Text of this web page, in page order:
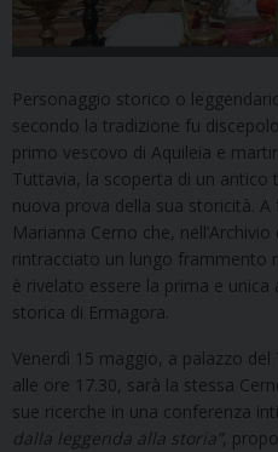
Personaggio storico o
secondo la tradizione fu
primo vescovo di Aquileia e
Tuttavia, la scoperta di un
nuova prova della sua storicità.
Marianna Cerno che,
rintracciato un lungo frammento
è rivelato essere la prima e unica
storica di Ermagora.
Venerdì 15 maggio, a palazzo
alle ore 17.30, sarà la stessa
sue ricerche in una conferenza
dalla leggenda alla storia”,